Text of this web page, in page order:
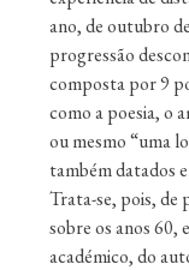
ano, de outubro
progressão
composta por 9
como a poesia, o
ou mesmo “uma
também datados
Trata-se, pois, de
sobre os anos 60,
académico, do